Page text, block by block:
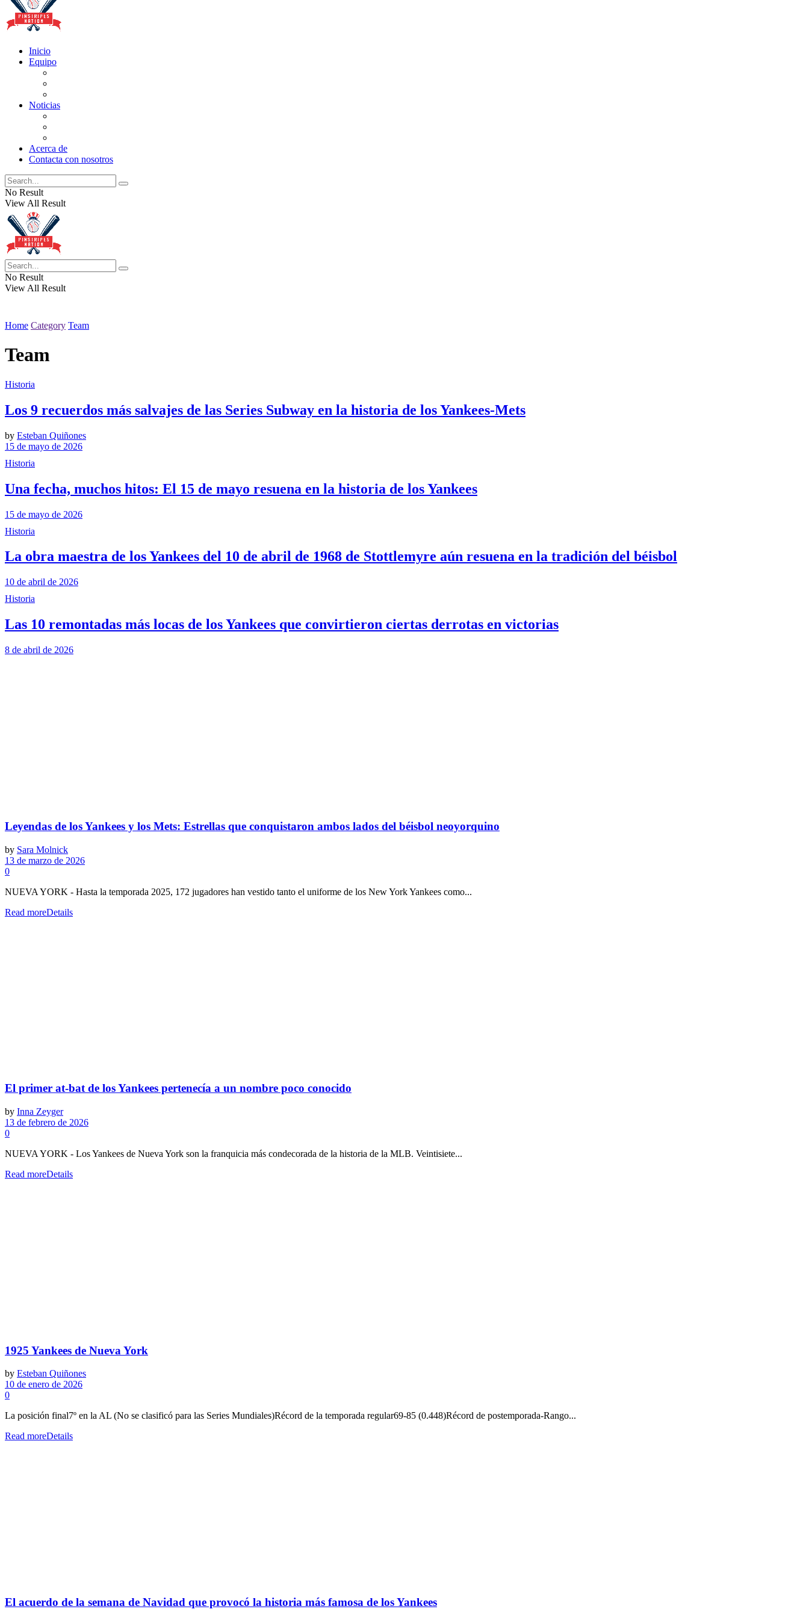
to
Inicio
Equipo
Noticias
Acerca de
Contacta con nosotros
No Result
View All Result
No Result
View All Result
Home Category Team
Team
Historia
Los 9 recuerdos más salvajes de las Series Subway en la historia de los Yankees-Mets
by Esteban Quiñones
15 de mayo de 2026
Historia
Una fecha, muchos hitos: El 15 de mayo resuena en la historia de los Yankees
15 de mayo de 2026
Historia
La obra maestra de los Yankees del 10 de abril de 1968 de Stottlemyre aún resuena en la tradición del béisbol
10 de abril de 2026
Historia
Las 10 remontadas más locas de los Yankees que convirtieron ciertas derrotas en victorias
8 de abril de 2026
Leyendas de los Yankees y los Mets: Estrellas que conquistaron ambos lados del béisbol neoyorquino
by Sara Molnick
13 de marzo de 2026
0
NUEVA YORK - Hasta la temporada 2025, 172 jugadores han vestido tanto el uniforme de los New York Yankees como...
Read moreDetails
El primer at-bat de los Yankees pertenecía a un nombre poco conocido
by Inna Zeyger
13 de febrero de 2026
0
NUEVA YORK - Los Yankees de Nueva York son la franquicia más condecorada de la historia de la MLB. Veintisiete...
Read moreDetails
1925 Yankees de Nueva York
by Esteban Quiñones
10 de enero de 2026
0
La posición final7º en la AL (No se clasificó para las Series Mundiales)Récord de la temporada regular69-85 (0.448)Récord de postemporada-Rango...
Read moreDetails
El acuerdo de la semana de Navidad que provocó la historia más famosa de los Yankees